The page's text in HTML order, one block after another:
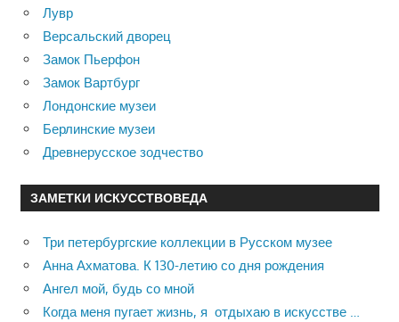
Лувр
Версальский дворец
Замок Пьерфон
Замок Вартбург
Лондонские музеи
Берлинские музеи
Древнерусское зодчество
ЗАМЕТКИ ИСКУССТВОВЕДА
Три петербургские коллекции в Русском музее
Анна Ахматова. К 130-летию со дня рождения
Ангел мой, будь со мной
Когда меня пугает жизнь, я отдыхаю в искусстве …